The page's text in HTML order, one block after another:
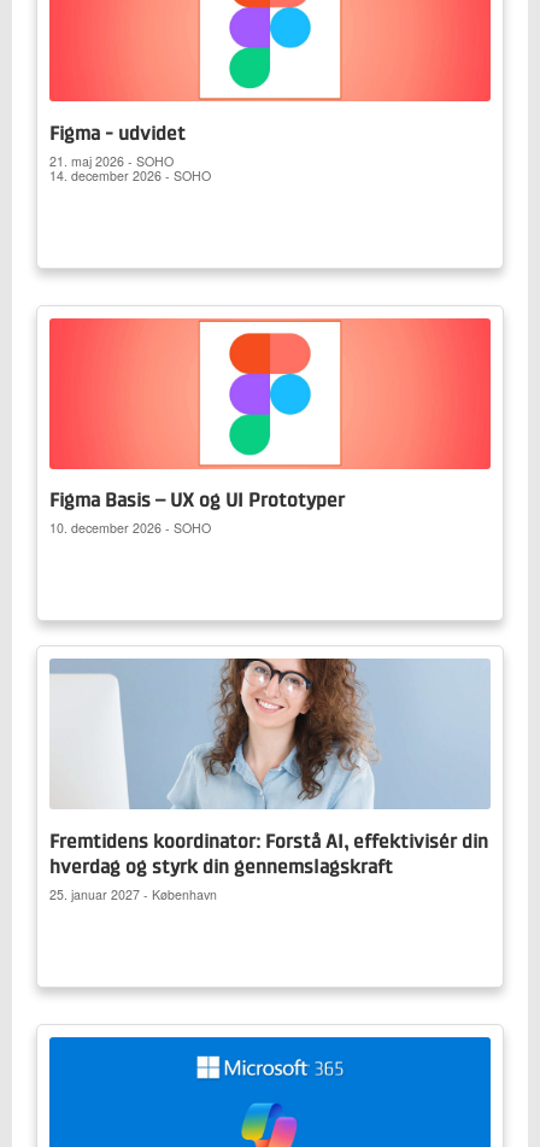
Figma - udvidet
21. maj 2026 - SOHO
14. december 2026 - SOHO
Figma Basis – UX og UI Prototyper
10. december 2026 - SOHO
Fremtidens koordinator: Forstå AI, effektivisér din
hverdag og styrk din gennemslagskraft
25. januar 2027 - København